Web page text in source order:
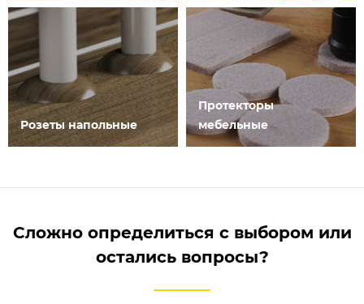
Розеты напольные
Протекторы
мебельные
Сложно определиться с выбором или
остались вопросы?